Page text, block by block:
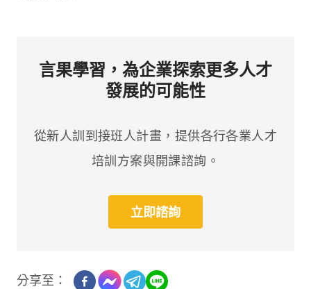
言果學習，為企業探索更多人才
發展的可能性
從新人訓到接班人計畫，提供各行各業人才
培訓方案與開課諮詢。
立即諮詢
分享至：